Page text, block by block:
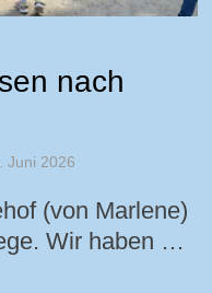
nach
Juni 2026
(von Marlene)
Wir haben …